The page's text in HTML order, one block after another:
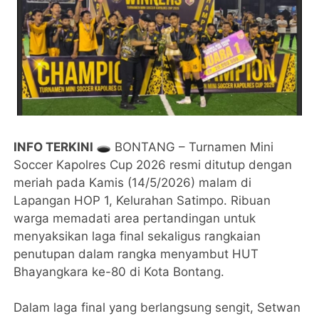
INFO TERKINI 🕳️ ​BONTANG – Turnamen Mini
Soccer Kapolres Cup 2026 resmi ditutup dengan
meriah pada Kamis (14/5/2026) malam di
Lapangan HOP 1, Kelurahan Satimpo. Ribuan
warga memadati area pertandingan untuk
menyaksikan laga final sekaligus rangkaian
penutupan dalam rangka menyambut HUT
Bhayangkara ke-80 di Kota Bontang.
​Dalam laga final yang berlangsung sengit, Setwan